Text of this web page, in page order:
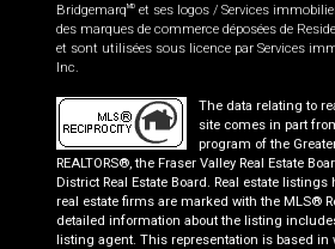
BridgemarqMD et ses logos / Services
des marques de commerce déposées de
et sont utilisées sous licence par Services
Inc.
The data relating to
site comes in part
program of the
REALTORS®, the Fraser Valley Real Estate
District Real Estate Board. Real estate
real estate firms are marked with the MLS®
detailed information about the listing
listing agent. This representation is based in